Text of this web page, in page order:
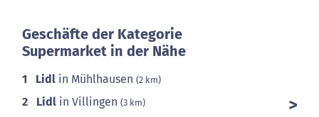
Geschäfte der Kategorie
Supermarket in der Nähe
1 Lidl in Mühlhausen (2 km)
2 Lidl in Villingen (3 km)